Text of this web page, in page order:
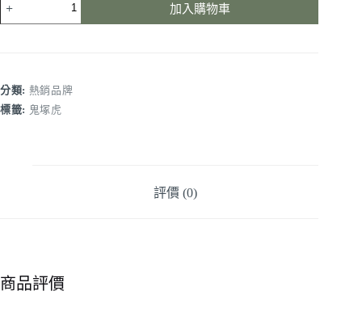
加入購物車
分類: 熱銷品牌
標籤: 鬼塚虎
評價 (0)
商品評價